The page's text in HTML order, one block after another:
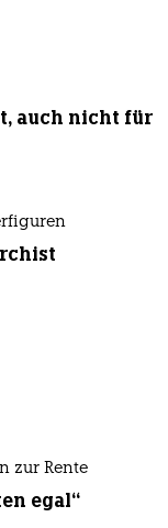
auch nicht für
zur Rente
egal“